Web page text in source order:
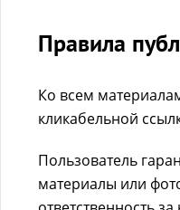
Правила
Ко всем
кликабельной
Пользователь
материалы или